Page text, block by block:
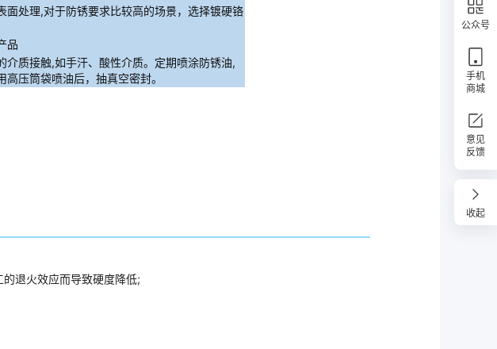
面处理,对于防锈要求比较高的场景，选择镀硬铬
品
介质接触,如手汗、酸性介质。定期喷涂防锈油,
压筒袋喷油后，抽真空密封。
退火效应而导致硬度降低;
公众号
手机
商城
意见
反馈
收起